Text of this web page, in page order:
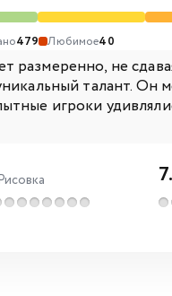
479 Любимое40
размеренно, не
талант. Он
игроки